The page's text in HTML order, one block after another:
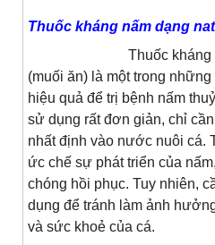
Thuốc kháng nấm dạng
Thuốc kháng nấm
(muối ăn) là một trong
hiệu quả để trị bệnh nấm
sử dụng rất đơn giản, chỉ
nhất định vào nước nuôi cá.
ức chế sự phát triển của
chóng hồi phục. Tuy nhiên,
dụng để tránh làm ảnh
và sức khoẻ của cá.